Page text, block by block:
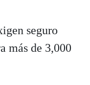
seguro
más de 3,000